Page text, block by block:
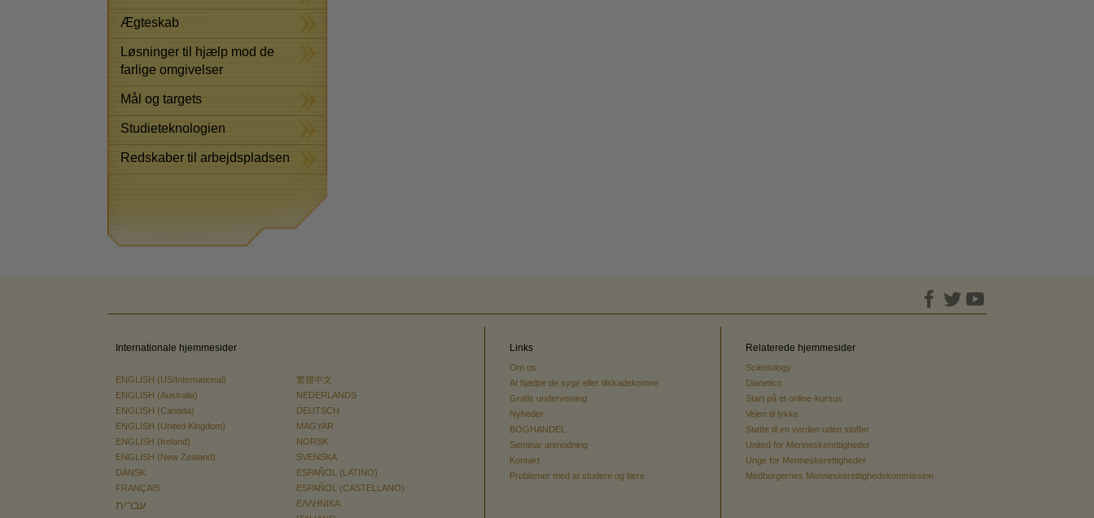
Ægteskab
Løsninger til hjælp mod de
farlige omgivelser
Mål og targets
Studieteknologien
Redskaber til arbejdspladsen
Internationale hjemmesider
ENGLISH (US/International)
ENGLISH (Australia)
ENGLISH (Canada)
ENGLISH (United Kingdom)
ENGLISH (Ireland)
ENGLISH (New Zealand)
DANSK
FRANÇAIS
עברית
繁體中文
NEDERLANDS
DEUTSCH
MAGYAR
NORSK
SVENSKA
ESPAÑOL (LATINO)
ESPAÑOL (CASTELLANO)
ΕΛΛΗΝΙΚA
Links
Om os
At hjælpe de syge eller tilskadekomne
Gratis undervisning
Nyheder
BOGHANDEL
Seminar anmodning
Kontakt
Problemer med at studere og lære
Relaterede hjemmesider
Scientology
Dianetics
Start på et online-kursus
Vejen til lykke
Støtte til en verden uden stoffer
United for Menneskerettigheder
Unge for Menneskerettigheder
Medborgernes Menneskerettighedskommission